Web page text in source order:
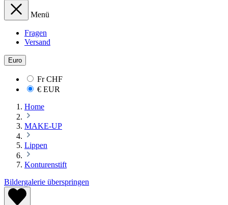
Menü
Fragen
Versand
Euro
FrCHF
€ EUR
Home
MAKE-UP
Lippen
Konturenstift
Bildergalerie überspringen